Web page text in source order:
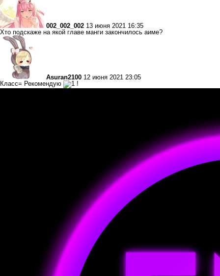
002_002_002 13 июня 2021 16:35
Хто подскаже на якой главе манги закончилось аиме?
Asuran2100 12 июня 2021 23:05
Класс= Рекомендую
!